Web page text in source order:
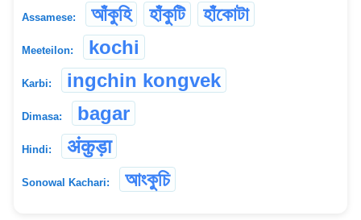
Assamese: আঁকুহি হাঁকুটি হাঁকোটা
Meeteilon: kochi
Karbi: ingchin kongvek
Dimasa: bagar
Hindi: अंकुड़ा
Sonowal Kachari: আংকুচি